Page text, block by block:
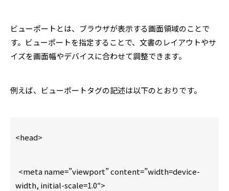
ビューポートとは、ブラウザが表示する画面領域のことで
す。ビューポートを指定することで、文書のレイアウトやサ
イズを画面幅やデバイスに合わせて調整できます。
例えば、ビューポートタグの記述は以下のとおりです。
<head>
<meta name=”viewport” content=”width=device-
width, initial-scale=1.0″>